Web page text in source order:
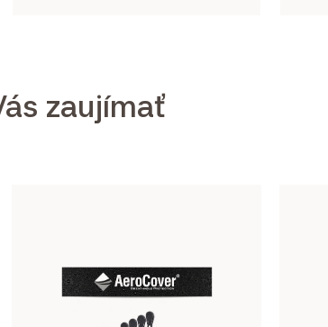
zaujímať